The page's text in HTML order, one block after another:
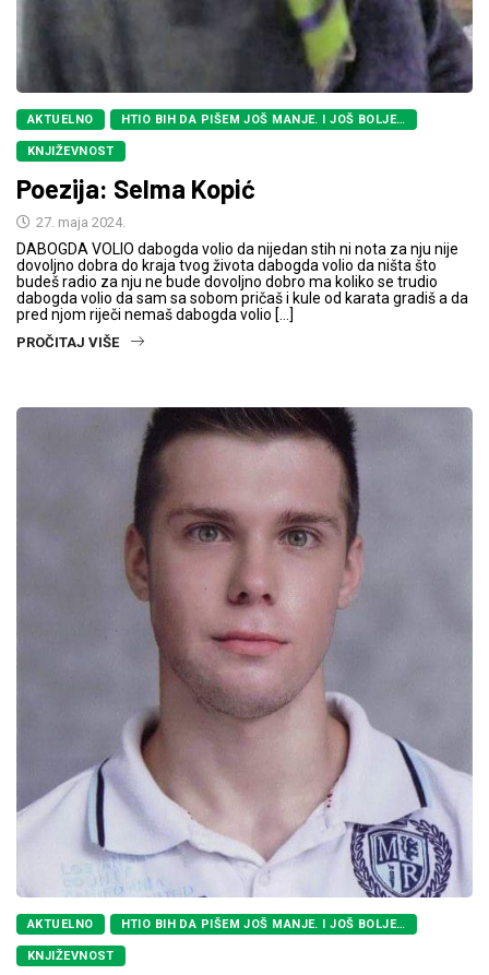
AKTUELNO HTIO BIH DA PIŠEM JOŠ MANJE. I JOŠ BOLJE…
KNJIŽEVNOST
Poezija: Selma Kopić
27. maja 2024.
DABOGDA VOLIO dabogda volio da nijedan stih ni nota za nju nije
dovoljno dobra do kraja tvog života dabogda volio da ništa što
budeš radio za nju ne bude dovoljno dobro ma koliko se trudio
dabogda volio da sam sa sobom pričaš i kule od karata gradiš a da
pred njom riječi nemaš dabogda volio […]
PROČITAJ VIŠE
AKTUELNO HTIO BIH DA PIŠEM JOŠ MANJE. I JOŠ BOLJE…
KNJIŽEVNOST